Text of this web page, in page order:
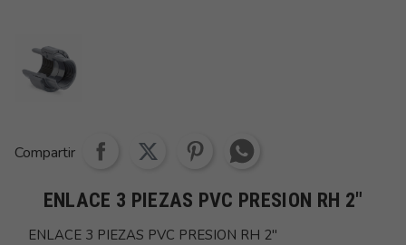
Compartir
ENLACE 3 PIEZAS PVC PRESION RH 2"
ENLACE 3 PIEZAS PVC PRESION RH 2"